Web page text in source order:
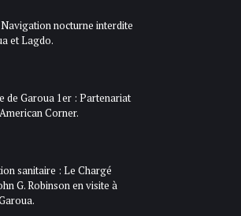
nocturne interdite
et Lagdo.
de Garoua 1er : Partenariat
Corner.
sanitaire : Le Chargé
G. Robinson en visite à